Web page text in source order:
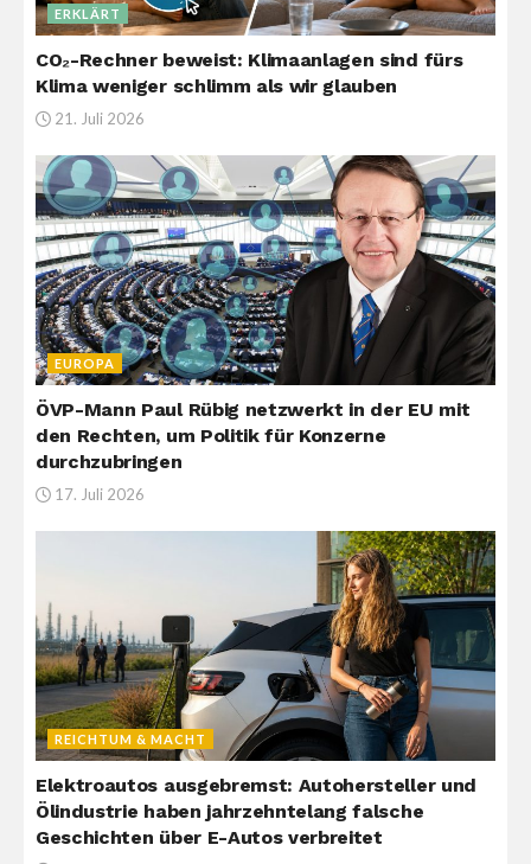
ERKLÄRT
CO₂-Rechner beweist: Klimaanlagen sind fürs
Klima weniger schlimm als wir glauben
21. Juli 2026
EUROPA
ÖVP-Mann Paul Rübig netzwerkt in der EU mit
den Rechten, um Politik für Konzerne
durchzubringen
17. Juli 2026
REICHTUM & MACHT
Elektroautos ausgebremst: Autohersteller und
Ölindustrie haben jahrzehntelang falsche
Geschichten über E-Autos verbreitet